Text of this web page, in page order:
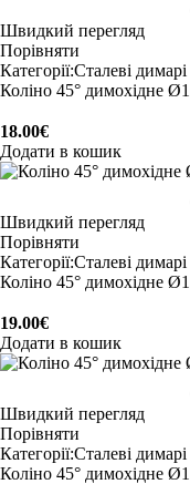
Швидкий перегляд
Порівняти
Категорії:Сталеві димарі
Коліно 45° димохідне
18.00€
Додати в кошик
Швидкий перегляд
Порівняти
Категорії:Сталеві димарі
Коліно 45° димохідне
19.00€
Додати в кошик
Швидкий перегляд
Порівняти
Категорії:Сталеві димарі
Коліно 45° димохідне